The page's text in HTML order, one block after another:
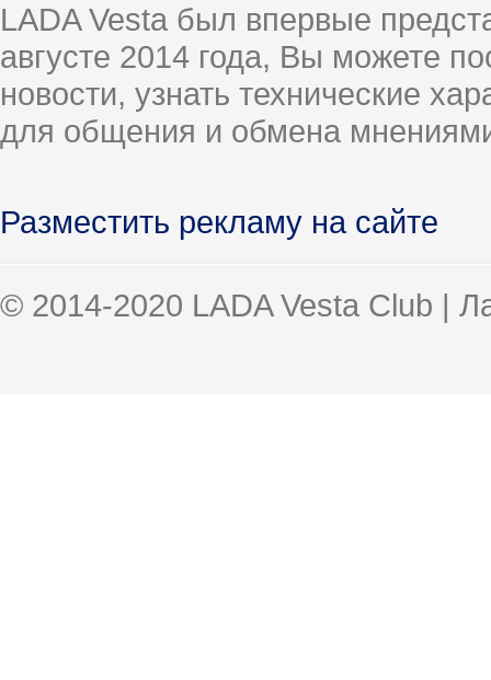
LADA Vesta был впервые
августе 2014 года, Вы можете
новости, узнать технические
для общения и обмена
Разместить рекламу на сайте
© 2014-2020 LADA Vesta Club |